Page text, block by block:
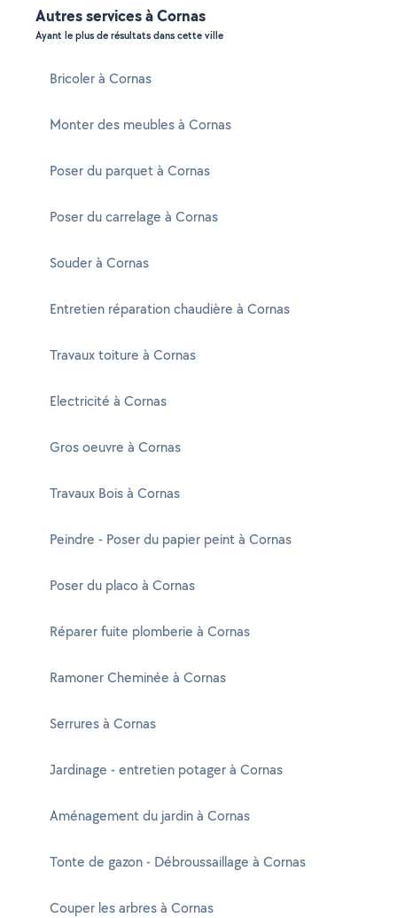
Autres services à Cornas
Ayant le plus de résultats dans cette ville
Bricoler à Cornas
Monter des meubles à Cornas
Poser du parquet à Cornas
Poser du carrelage à Cornas
Souder à Cornas
Entretien réparation chaudière à Cornas
Travaux toiture à Cornas
Electricité à Cornas
Gros oeuvre à Cornas
Travaux Bois à Cornas
Peindre - Poser du papier peint à Cornas
Poser du placo à Cornas
Réparer fuite plomberie à Cornas
Ramoner Cheminée à Cornas
Serrures à Cornas
Jardinage - entretien potager à Cornas
Aménagement du jardin à Cornas
Tonte de gazon - Débroussaillage à Cornas
Couper les arbres à Cornas